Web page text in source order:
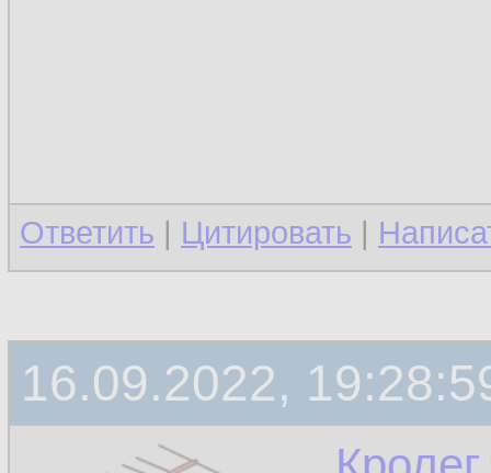
Ответить | Цитировать |
16.09.2022,